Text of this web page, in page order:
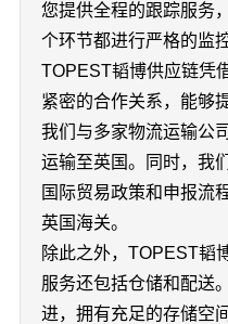
您提供全程的跟踪服务
个环节都进行严格的监
TOPEST韬博供应链凭
紧密的合作关系，能够
我们与多家物流运输公
运输至英国。同时，我
国际贸易政策和申报流
英国海关。
除此之外，TOPEST韬
服务还包括仓储和配送
进，拥有充足的存储空